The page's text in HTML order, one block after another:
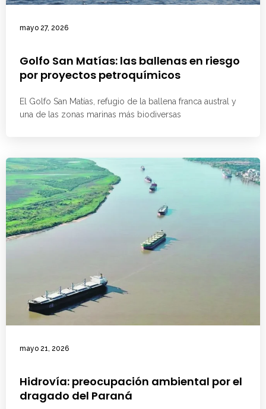
mayo 27, 2026
Golfo San Matías: las ballenas en riesgo
por proyectos petroquímicos
El Golfo San Matías, refugio de la ballena franca austral y
una de las zonas marinas más biodiversas
mayo 21, 2026
Hidrovía: preocupación ambiental por el
dragado del Paraná